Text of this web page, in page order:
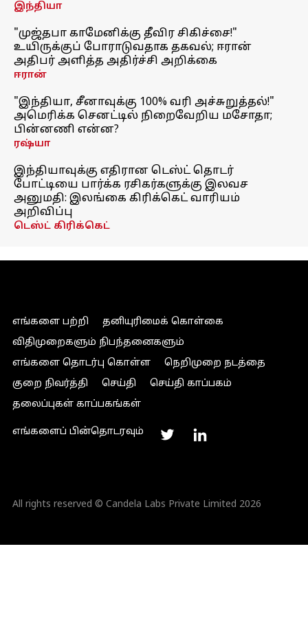
இந்தியா
"முஜ்தபா காமேனிக்கு தீவிர சிகிச்சை!"
உயிருக்குப் போராடுவதாக தகவல்; ஈரான்
அதிபர் அளித்த அதிர்ச்சி அறிக்கை
ஈரான்
"இந்தியா, சீனாவுக்கு 100% வரி அச்சுறுத்தல்!"
அமெரிக்க செனட்டில் நிறைவேறிய மசோதா;
பின்னணி என்ன?
ரஷ்யா
இந்தியாவுக்கு எதிரான டெஸ்ட் தொடர்
போட்டியை பார்க்க ரசிகர்களுக்கு இலவச
அனுமதி: இலங்கை கிரிக்கெட் வாரியம்
அறிவிப்பு
டெஸ்ட் கிரிக்கெட்
எங்களை பற்றி
தனியுரிமைக் கொள்கை
விதிமுறைகளும் நிபந்தனைகளும்
எங்களை தொடர்பு கொள்ள
நெறிமுறை நடத்தை
குறை நிவர்த்தி
செய்தி
செய்தி காப்பகம்
தலைப்புகள் காப்பகங்கள்
எங்களைப் பின்தொடரவும்
All rights reserved © Candela Labs Private Limited 2026